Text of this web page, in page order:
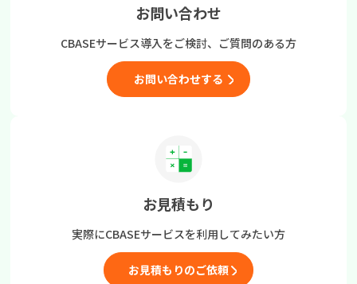
お問い合わせ
CBASEサービス導入をご検討、 ご質問のある方
お問い合わせする
お見積もり
実際にCBASEサービスを利用してみたい方
お見積もりのご依頼